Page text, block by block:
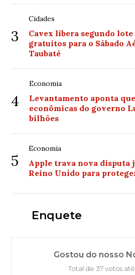
3
Cidades
Cavex libera segundo
gratuitos para o Sábado
Taubaté
4
Economia
Levantamento aponta
econômicas do governo
bilhões
5
Economia
Apple trava nova disputa
Reino Unido para
Enquete
Gostou do nosso
Total de 37 votos